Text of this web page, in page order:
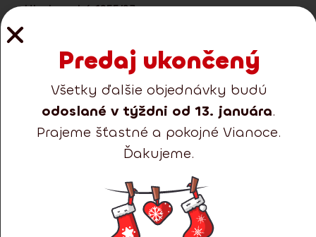
Hladnovská 1255/23
Predaj ukončený
Všetky ďalšie objednávky budú
odoslané v týždni od 13. januára.
Prajeme šťastné a pokojné Vianoce.
Ďakujeme.